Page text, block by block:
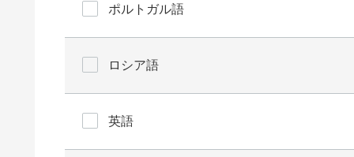
ポルトガル語
ロシア語
英語